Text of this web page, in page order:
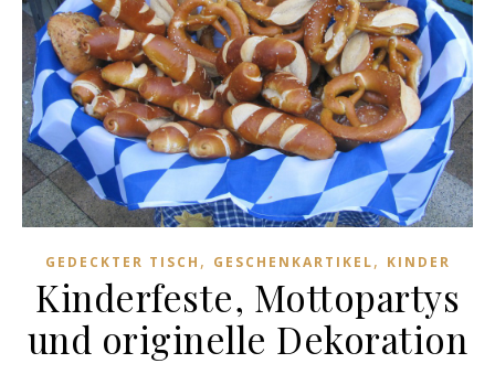
GEDECKTER TISCH , GESCHENKARTIKEL, KINDER
Kinderfeste, Mottopartys
und originelle Dekoration